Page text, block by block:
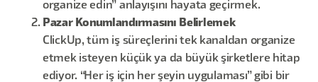
organize edin” anlayışını hayata geçirmek.
Pazar Konumlandırmasını Belirlemek
ClickUp, tüm iş süreçlerini tek kanaldan organize
etmek isteyen küçük ya da büyük şirketlere hitap
ediyor. “Her iş için her şeyin uygulaması” gibi bir